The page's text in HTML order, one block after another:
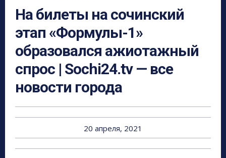
На билеты на сочинский
этап «Формулы-1»
образовался ажиотажный
спрос | Sochi24.tv — все
новости города
20 апреля, 2021